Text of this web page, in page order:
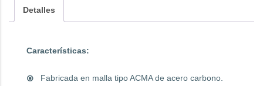
Detalles
Características:
Fabricada en malla tipo ACMA de acero carbono.